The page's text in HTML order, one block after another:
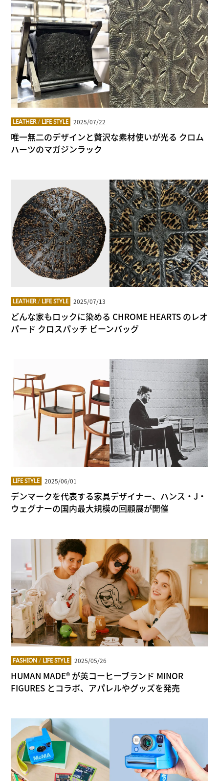
LEATHER / LIFE STYLE 2025/07/22
唯一無二のデザインと贅沢な素材使いが光る クロム
ハーツのマガジンラック
LEATHER / LIFE STYLE 2025/07/13
どんな家もロックに染める CHROME HEARTS のレオ
パード クロスパッチ ビーンバッグ
LIFE STYLE 2025/06/01
デンマークを代表する家具デザイナー、ハンス・J・
ウェグナーの国内最大規模の回顧展が開催
FASHION / LIFE STYLE 2025/05/26
HUMAN MADE® が英コーヒーブランド MINOR
FIGURES とコラボ、アパレルやグッズを発売